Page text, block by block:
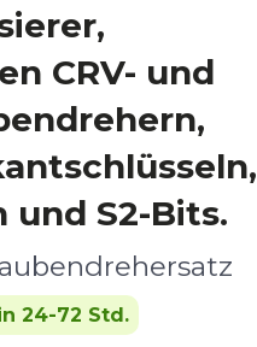
CRV- und
und S2-Bits.
24-72 Std.